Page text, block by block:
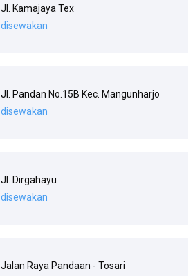
Jl. Kamajaya Tex
disewakan
Jl. Pandan No.15B Kec. Mangunharjo
disewakan
Jl. Dirgahayu
disewakan
Jalan Raya Pandaan - Tosari